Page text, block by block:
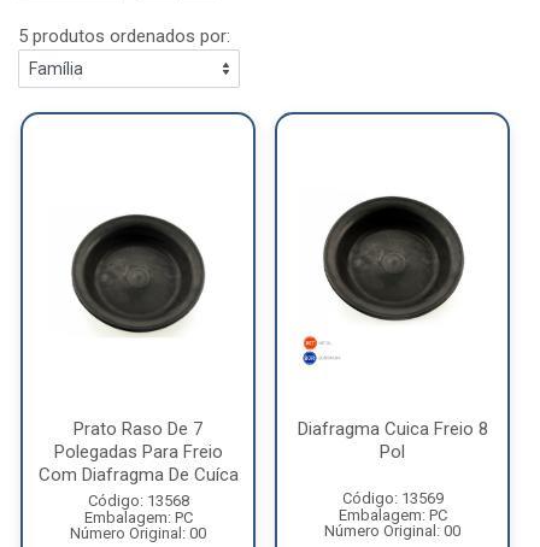
5 produtos ordenados por:
Prato Raso De 7
Polegadas Para Freio
Com Diafragma De Cuíca
Código: 13568
Embalagem: PC
Número Original: 00
Diafragma Cuica Freio 8
Pol
Código: 13569
Embalagem: PC
Número Original: 00